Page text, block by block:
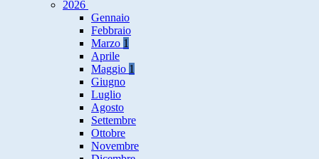
2026
Gennaio
Febbraio
Marzo 1
Aprile
Maggio 1
Giugno
Luglio
Agosto
Settembre
Ottobre
Novembre